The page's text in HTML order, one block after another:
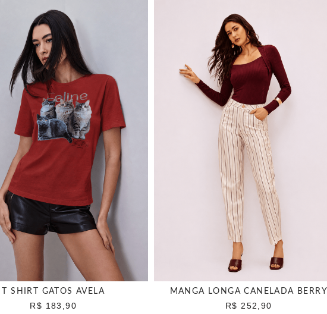
T SHIRT GATOS AVELA
R$ 183,90
MANGA LONGA CANELADA BERRY
R$ 252,90